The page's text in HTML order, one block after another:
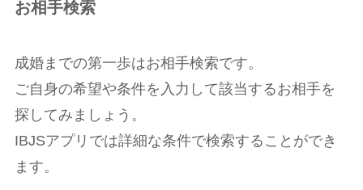
お相手検索
成婚までの第一歩はお相手検索です。
ご自身の希望や条件を入力して該当するお相手を
探してみましょう。
IBJSアプリでは詳細な条件で検索することができ
ます。